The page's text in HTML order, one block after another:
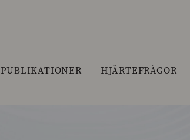
PUBLIKATIONER HJÄRTEFRÅGOR